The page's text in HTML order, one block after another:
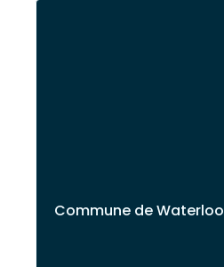
Commune de Waterloo